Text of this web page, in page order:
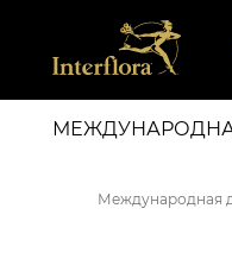
Международная